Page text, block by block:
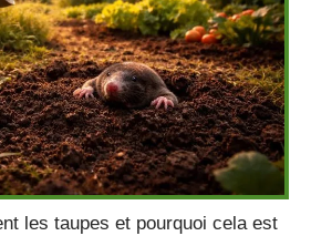
les taupes et pourquoi cela est